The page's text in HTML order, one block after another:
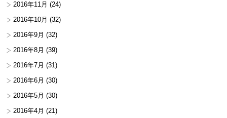
2016年11月 (24)
2016年10月 (32)
2016年9月 (32)
2016年8月 (39)
2016年7月 (31)
2016年6月 (30)
2016年5月 (30)
2016年4月 (21)